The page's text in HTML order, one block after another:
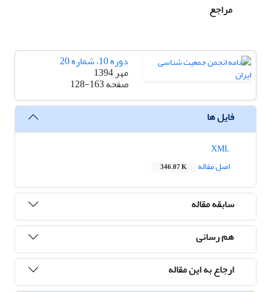
مراجع
دوره 10، شماره 20
مهر 1394
صفحه128-163
فایل ها
اصل مقاله
346.07 K
سابقه مقاله
هم رسانی
ارجاع به این مقاله